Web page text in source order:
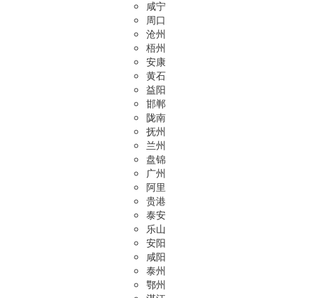
咸宁
周口
沧州
梧州
安康
黄石
益阳
邯郸
陇南
抚州
兰州
盘锦
广州
阿里
贵港
泰安
乐山
安阳
咸阳
泰州
鄂州